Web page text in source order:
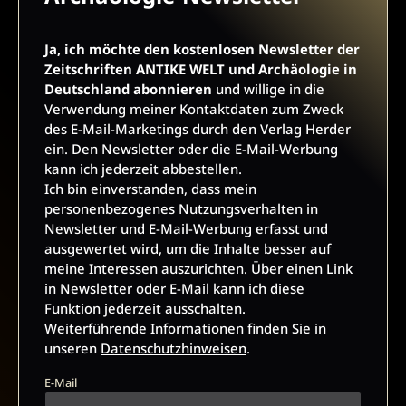
Datenschutzhinweisen
E-Mail
JETZT ANMELDEN
AGB UND WIDERRUFSBELEHRUNG DATENSCHUTZ
BARRIEREFREIHEIT IMPRESSUM
Ja, ich möchte den kostenlosen Newsletter der
Zeitschriften ANTIKE WELT und Archäologie in
Deutschland abonnieren und willige in die
Verwendung meiner Kontaktdaten zum Zweck
des E-Mail-Marketings durch den Verlag Herder
ein. Den Newsletter oder die E-Mail-Werbung
kann ich jederzeit abbestellen.
Ich bin einverstanden, dass mein
personenbezogenes Nutzungsverhalten in
Newsletter und E-Mail-Werbung erfasst und
ausgewertet wird, um die Inhalte besser auf
meine Interessen auszurichten. Über einen Link
in Newsletter oder E-Mail kann ich diese
Funktion jederzeit ausschalten.
Weiterführende Informationen finden Sie in
unseren Datenschutzhinweisen.
E-Mail